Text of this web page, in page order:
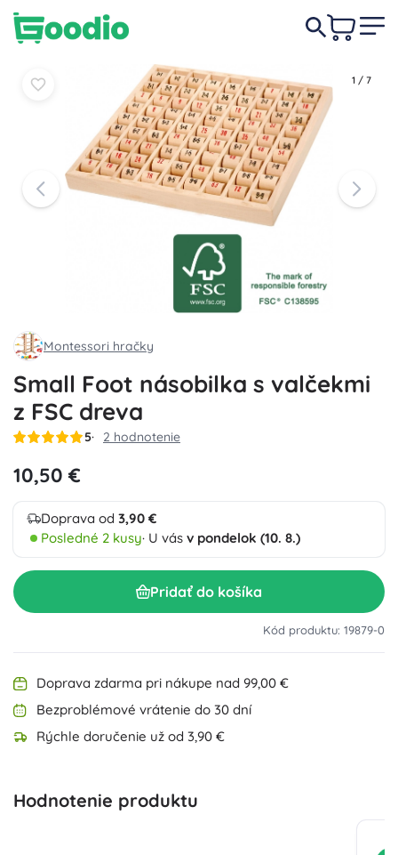
1 / 7
Montessori hračky
Small Foot násobilka s valčekmi
z FSC dreva
5 2 hodnotenie
10,50 €
Doprava od 3,90 €
Posledné 2 kusy· U vás v pondelok (10. 8.)
Pridať do košíka
Kód produktu: 19879-0
Doprava zdarma pri nákupe nad 99,00 €
Bezproblémové vrátenie do 30 dní
Rýchle doručenie už od 3,90 €
Hodnotenie produktu
10,50 € Do košíka